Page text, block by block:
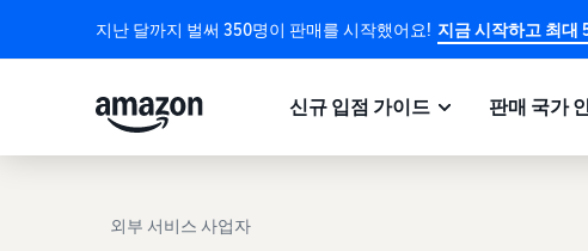
지난 달까지 벌써 350명이 판매를 시작했어요! 지금 시작하고 최대
신규 입점 가이드 판매 국가
외부 서비스 사업자